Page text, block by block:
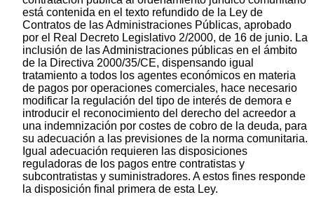
está contenida en el texto refundido de la Ley de
Contratos de las Administraciones Públicas, aprobado
por el Real Decreto Legislativo 2/2000, de 16 de junio. La
inclusión de las Administraciones públicas en el ámbito
de la Directiva 2000/35/CE, dispensando igual
tratamiento a todos los agentes económicos en materia
de pagos por operaciones comerciales, hace necesario
modificar la regulación del tipo de interés de demora e
introducir el reconocimiento del derecho del acreedor a
una indemnización por costes de cobro de la deuda, para
su adecuación a las previsiones de la norma comunitaria.
Igual adecuación requieren las disposiciones
reguladoras de los pagos entre contratistas y
subcontratistas y suministradores. A estos fines responde
la disposición final primera de esta Ley.